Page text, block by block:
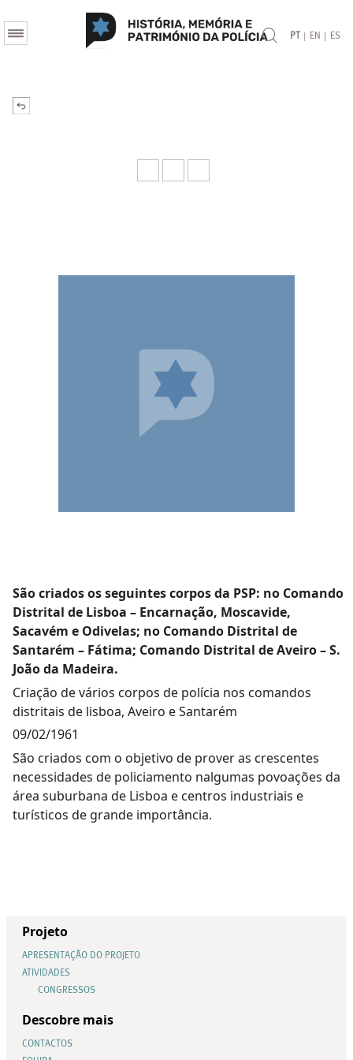
PT | EN | ES
São criados os seguintes corpos da PSP: no Comando
Distrital de Lisboa – Encarnação, Moscavide,
Sacavém e Odivelas; no Comando Distrital de
Santarém – Fátima; Comando Distrital de Aveiro – S.
João da Madeira.
Criação de vários corpos de polícia nos comandos
distritais de lisboa, Aveiro e Santarém
09/02/1961
São criados com o objetivo de prover as crescentes
necessidades de policiamento nalgumas povoações da
área suburbana de Lisboa e centros industriais e
turísticos de grande importância.
Projeto
APRESENTAÇÃO DO PROJETO
ATIVIDADES
CONGRESSOS
Descobre mais
CONTACTOS